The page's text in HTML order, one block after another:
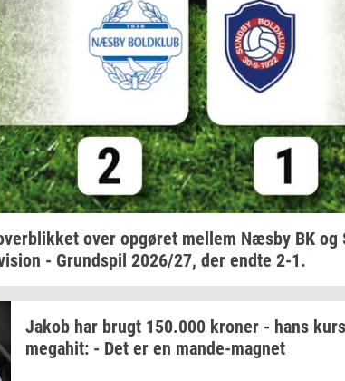
over op­gø­ret mel­lem Næsby BK og
- Grund­spil 2026/27, der endte 2-1.
Jakob har brugt 150.000 kro­ner - hans
me­ga­hit: - Det er en mande-​magnet